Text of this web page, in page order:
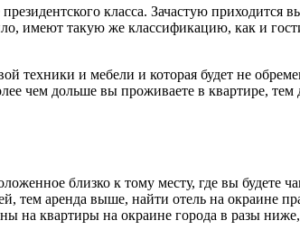
класса. Зачастую приходится
имеют такую же классификацию, как и
и мебели и которая будет не
чем дольше вы проживаете в квартире,
близко к тому месту, где вы будете
тем аренда выше, найти отель на окраине
на квартиры на окраине города в разы